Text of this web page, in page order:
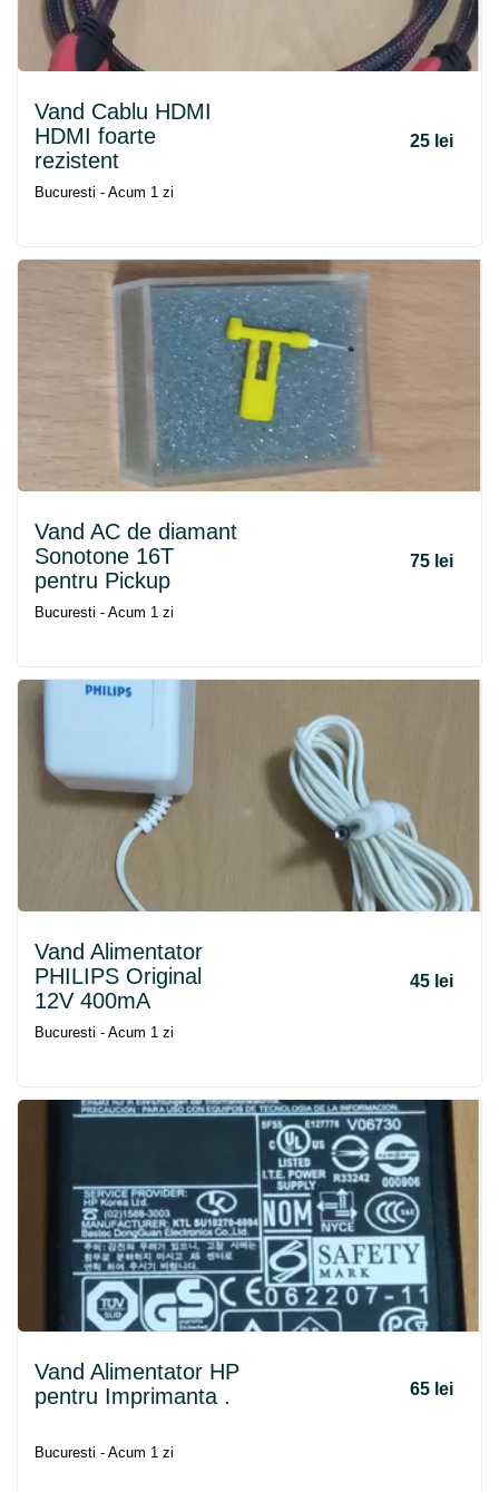
Vand Cablu HDMI
HDMI foarte
rezistent
25 lei
Bucuresti - Acum 1 zi
Vand AC de diamant
Sonotone 16T
pentru Pickup
75 lei
Bucuresti - Acum 1 zi
Vand Alimentator
PHILIPS Original
12V 400mA
45 lei
Bucuresti - Acum 1 zi
Vand Alimentator HP
pentru Imprimanta .
65 lei
Bucuresti - Acum 1 zi